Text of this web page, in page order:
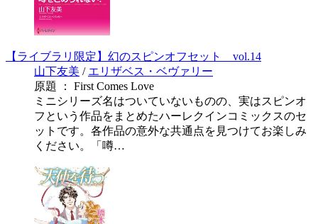
【ライブラリ限定】幻のスピンオフセット vol.14
山下友美 / エリザベス・ベヴァリー
原題 ： First Comes Love
ミニシリーズ名はついていないものの、実はスピンオ
フという作品をまとめたハーレクインコミックスのセ
ットです。各作品の意外な共通点を見つけてお楽しみ
ください。「噂…